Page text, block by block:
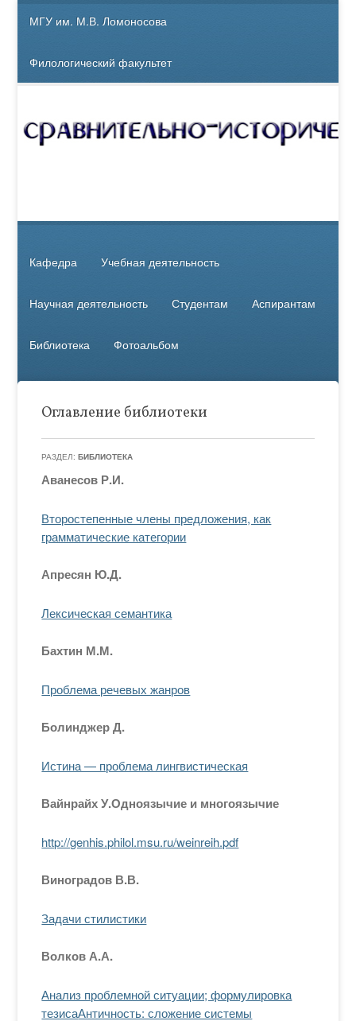
МГУ им. М.В. Ломоносова
Филологический факультет
Кафедра Учебная деятельность
Научная деятельность Студентам Аспирантам
Библиотека Фотоальбом
Оглавление библиотеки
РАЗДЕЛ:БИБЛИОТЕКА
Аванесов Р.И.
Второстепенные члены предложения, как
грамматические категории
Апресян Ю.Д.
Лексическая семантика
Бахтин М.М.
Проблема речевых жанров
Болинджер Д.
Истина — проблема лингвистическая
Вайнрайх У.Одноязычие и многоязычие
http://genhis.philol.msu.ru/weinreih.pdf
Виноградов В.В.
Задачи стилистики
Волков А.А.
Анализ проблемной ситуации; формулировка
тезисаАнтичность: сложение системы